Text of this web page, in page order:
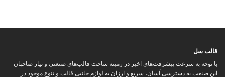
قالب سل
با توجه به سرعت پیشرفت‌های اخیر در زمینه ساخت قالب‌های صنعتی و نیاز صاحبان
این صنعت به دسترسی آسان، سریع و ارزان به لوازم جانبی قالب و تنوع موجود در